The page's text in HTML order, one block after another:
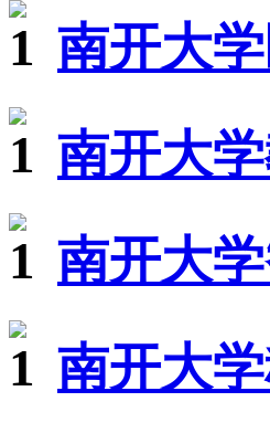
南开大
南开大
南开大
南开大